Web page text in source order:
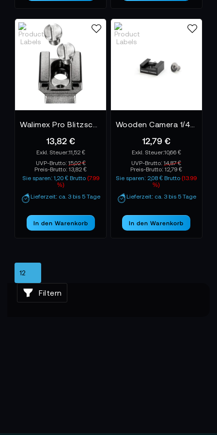
Befestigungsmöglichkeit an. Blitzschuh Adapter
modular aufbauen, erweitern, umbauen und an jede
Drehsituation anpassen. Heute ein Monitor. Morgen
ein Recorder. Übermorgen ein Licht. Alles findet
seinen Platz.
Und das Beste daran: Du bleibst schnell. Einstecken.
Festziehen. Loslegen. Genau so, wie es in der Praxis
gebraucht wird
13,82 €
11,52 €
UVP-Brutto: 15,02 €
Preis-Brutto:13,82 €
Sie sparen: 1,20 € Brutto (7.99
%)
Lieferzeit: ca. 3 bis 5 Tage
In den Warenkorb
12,79 €
10,66 €
UVP-Brutto:14,87 €
Preis-Brutto:12,79 €
Sie sparen: 2,08 € Brutto(13.99
%)
Lieferzeit: ca. 3 bis 5 Tage
In den Warenkorb
Filtern